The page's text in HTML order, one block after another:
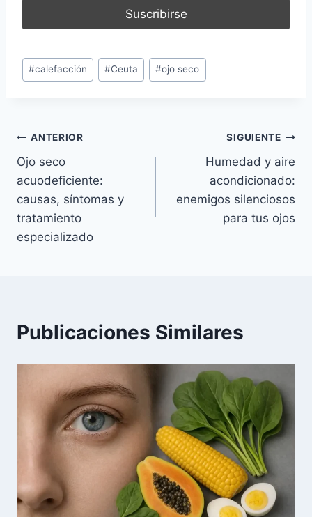
Etiquetas
de
#calefacción #Ceuta #ojo seco
Navegación
de
entradas
ANTERIOR
Ojo seco
acuodeficiente:
causas, síntomas y
tratamiento
especializado
SIGUIENTE
Humedad y aire
acondicionado:
enemigos silenciosos
para tus ojos
Publicaciones Similares